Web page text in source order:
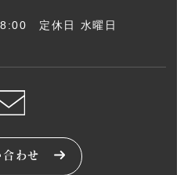
定休日 水曜日
合わせ